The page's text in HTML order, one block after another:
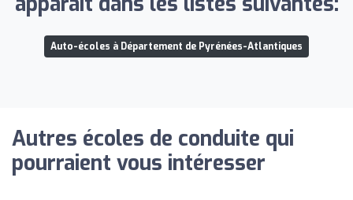
Auto-écoles à Département de Pyrénées-Atlantiques
Autres écoles de conduite qui
pourraient vous intéresser